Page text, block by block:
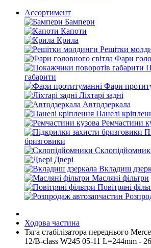
Ассортимент
Бампери
Капоти
Крила
Решітки
Фари
габарити
Фари
Ліхтарі задні
Автодзеркала
Панелі
Ремчастини
бризговики
Двері
Вкладиш
Масляні фільтри
Повітряні
Ходова частина
Тяга стабілізатора переднього
12/B-class W245 05-11 L=244mm -